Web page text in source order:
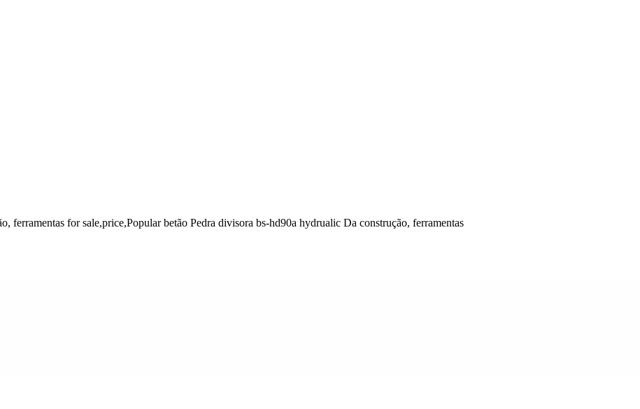
ferramentas for sale,price,Popular betão Pedra divisora bs-hd90a hydrualic Da construção, ferramentas